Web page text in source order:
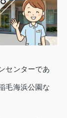
センターであ
毛海浜公園な